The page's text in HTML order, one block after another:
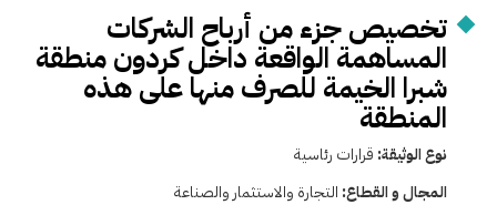
تخصيص جزء من أرباح الشركات
المساهمة الواقعة داخل كردون منطقة
شبرا الخيمة للصرف منها على هذه
المنطقة
نوع الوثيقة: قرارات رئاسية
المجال و القطاع: التجارة والاستثمار والصناعة